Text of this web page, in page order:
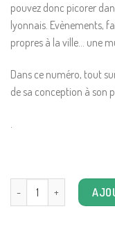
pouvez donc picorer
lyonnais. Evènements,
propres à la ville… une
Dans ce numéro, tout
de sa conception à son
quantité de Les rues de